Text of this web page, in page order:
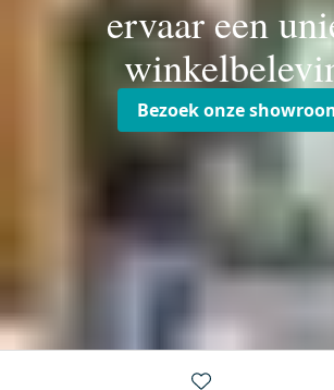
ervaar een
Bezoek onze